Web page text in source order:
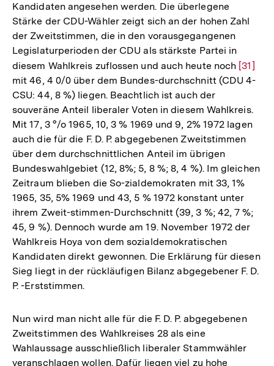
Kandidaten angesehen werden. Die überlegene
Stärke der CDU-Wähler zeigt sich an der hohen Zahl
der Zweitstimmen, die in den vorausgegangenen
Legislaturperioden der CDU als stärkste Partei in
diesem Wahlkreis zuflossen und auch heute noch Zur
[31]
mit 46, 4 0/0 über dem Bundes-durchschnitt (CDU 4-
CSU: 44, 8 %) liegen. Beachtlich ist auch der
souveräne Anteil liberaler Voten in diesem Wahlkreis.
Mit 17, 3 °/o 1965, 10, 3 % 1969 und 9, 2% 1972 lagen
auch die für die F. D. P. abgegebenen Zweitstimmen
über dem durchschnittlichen Anteil im übrigen
Bundeswahlgebiet (12, 8%; 5, 8 %; 8, 4 %). Im gleichen
Zeitraum blieben die So-zialdemokraten mit 33, 1%
1965, 35, 5% 1969 und 43, 5 % 1972 konstant unter
ihrem Zweit-stimmen-Durchschnitt (39, 3 %; 42, 7 %;
45, 9 %). Dennoch wurde am 19. November 1972 der
Wahlkreis Hoya von dem sozialdemokratischen
Kandidaten direkt gewonnen. Die Erklärung für diesen
Sieg liegt in der rückläufigen Bilanz abgegebener F. D.
P. -Erststimmen.
Nun wird man nicht alle für die F. D. P. abgegebenen
Zweitstimmen des Wahlkreises 28 als eine
Wahlaussage ausschließlich liberaler Stammwähler
veranschlagen wollen. Dafür liegen viel zu hohe
Zum